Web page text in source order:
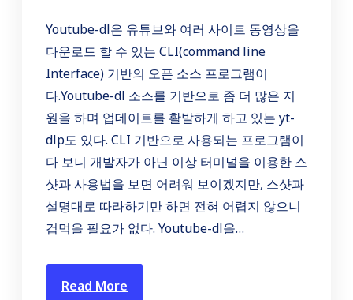
Youtube-dl은 유튜브와 여러 사이트 동영상을
다운로드 할 수 있는 CLI(command line
Interface) 기반의 오픈 소스 프로그램이
다.Youtube-dl 소스를 기반으로 좀 더 많은 지
원을 하며 업데이트를 활발하게 하고 있는 yt-
dlp도 있다. CLI 기반으로 사용되는 프로그램이
다 보니 개발자가 아닌 이상 터미널을 이용한 스
샷과 사용법을 보면 어려워 보이겠지만, 스샷과
설명대로 따라하기만 하면 전혀 어렵지 않으니
겁먹을 필요가 없다. Youtube-dl을…
Read More